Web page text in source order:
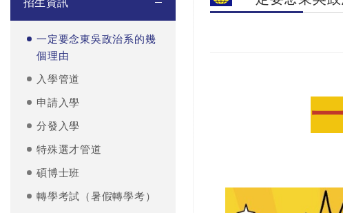
招生資訊
一定要念東吳政治系的幾
個理由
入學管道
申請入學
分發入學
特殊選才管道
碩博士班
轉學考試（暑假轉學考）